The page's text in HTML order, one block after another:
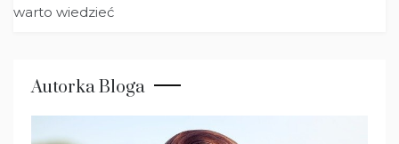
warto wiedzieć
Autorka Bloga